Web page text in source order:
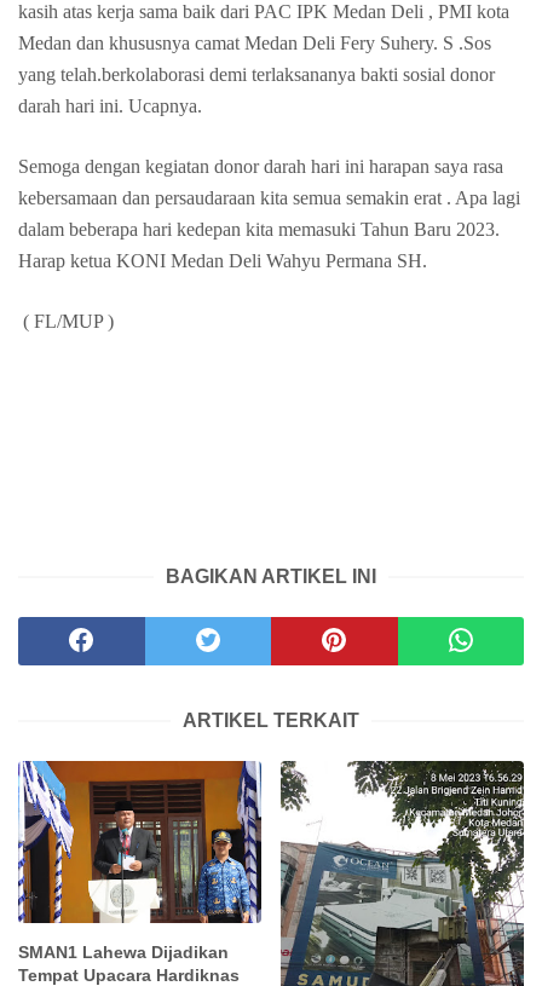
kasih atas kerja sama baik dari PAC IPK Medan Deli , PMI kota
Medan dan khususnya camat Medan Deli Fery Suhery. S .Sos
yang telah.berkolaborasi demi terlaksananya bakti sosial donor
darah hari ini. Ucapnya.
Semoga dengan kegiatan donor darah hari ini harapan saya rasa
kebersamaan dan persaudaraan kita semua semakin erat . Apa lagi
dalam beberapa hari kedepan kita memasuki Tahun Baru 2023.
Harap ketua KONI Medan Deli Wahyu Permana SH.
( FL/MUP )
BAGIKAN ARTIKEL INI
ARTIKEL TERKAIT
SMAN1 Lahewa Dijadikan
Tempat Upacara Hardiknas